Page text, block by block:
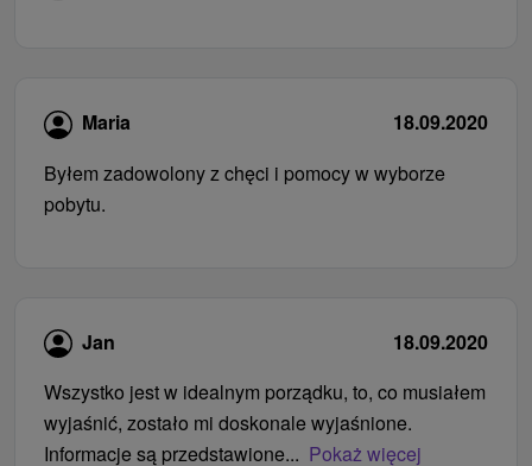
Maria
18.09.2020
Byłem zadowolony z chęci i pomocy w wyborze
pobytu.
Jan
18.09.2020
Wszystko jest w idealnym porządku, to, co musiałem
wyjaśnić, zostało mi doskonale wyjaśnione.
Informacje są przedstawione... Pokaż więcej